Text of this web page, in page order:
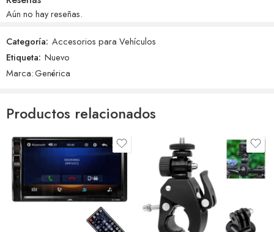
Aún no hay reseñas.
Categoría: Accesorios para Vehículos
Etiqueta: Nuevo
Marca:Genérica
Productos relacionados